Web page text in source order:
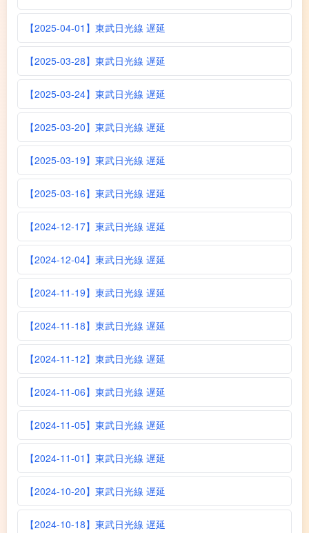
【2025-04-01】東武日光線 遅延
【2025-03-28】東武日光線 遅延
【2025-03-24】東武日光線 遅延
【2025-03-20】東武日光線 遅延
【2025-03-19】東武日光線 遅延
【2025-03-16】東武日光線 遅延
【2024-12-17】東武日光線 遅延
【2024-12-04】東武日光線 遅延
【2024-11-19】東武日光線 遅延
【2024-11-18】東武日光線 遅延
【2024-11-12】東武日光線 遅延
【2024-11-06】東武日光線 遅延
【2024-11-05】東武日光線 遅延
【2024-11-01】東武日光線 遅延
【2024-10-20】東武日光線 遅延
【2024-10-18】東武日光線 遅延